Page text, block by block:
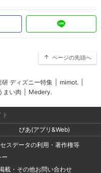
ページの先頭へ
研 ディズニー特集 mimot.
まい肉 Medery.
ぴあ(アプリ&Web)
スデータの利用・著作権等
載・その他お問い合わせ